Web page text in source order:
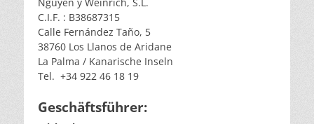
C.I.F. : B38687315
Calle Fernández Taño, 5
38760 Los Llanos de Aridane
La Palma / Kanarische Inseln
Tel. +34 922 46 18 19
Geschäftsführer: